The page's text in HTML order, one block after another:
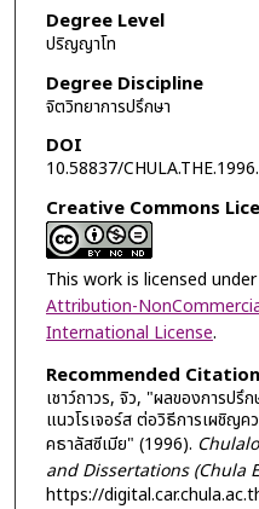
Degree Level
ปริญญาโท
Degree Discipline
จิตวิทยาการปรึกษา
DOI
10.58837/
Creative Commons
This work is licensed
Attribution-
International License.
Recommended Citation
เชาว์ถาวร, จิว, "ผลของการปรึ
แนวโรเจอร์ส ต่อวิธีการเผชิญค
คธาลัสซีเมีย" (1996).
and Dissertations (Chula
https://